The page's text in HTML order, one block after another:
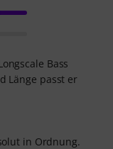
Bass
Länge passt er
in Ordnung.